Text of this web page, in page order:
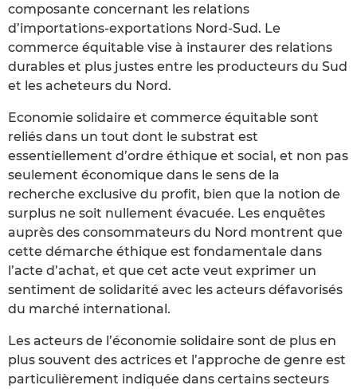
composante concernant les relations
d’importations-exportations Nord-Sud. Le
commerce équitable vise à instaurer des relations
durables et plus justes entre les producteurs du Sud
et les acheteurs du Nord.
Economie solidaire et commerce équitable sont
reliés dans un tout dont le substrat est
essentiellement d’ordre éthique et social, et non pas
seulement économique dans le sens de la
recherche exclusive du profit, bien que la notion de
surplus ne soit nullement évacuée. Les enquêtes
auprès des consommateurs du Nord montrent que
cette démarche éthique est fondamentale dans
l’acte d’achat, et que cet acte veut exprimer un
sentiment de solidarité avec les acteurs défavorisés
du marché international.
Les acteurs de l’économie solidaire sont de plus en
plus souvent des actrices et l’approche de genre est
particulièrement indiquée dans certains secteurs